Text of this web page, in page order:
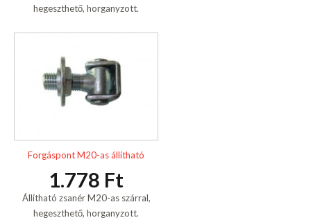
hegeszthető, horganyzott.
Forgáspont M20-as állítható
1.778 Ft
Állítható zsanér M20-as szárral,
hegeszthető, horganyzott.